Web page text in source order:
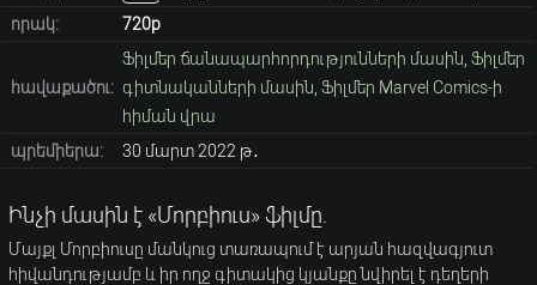
որակ:
720p
հավաքածու:
Ֆիլմեր ճանապարհորդությունների մասին Ֆիլմեր
գիտնականների մասին Ֆիլմեր Marvel Comics-ի
հիման վրա
պրեմիերա:
30 մարտ 2022 թ․
Ինչի մասին է «Մորբիուս» ֆիլմը.
Մայքլ Մորբիուսը մանկուց տառապում է արյան հազվագյուտ
հիվանդությամբ և իր ողջ գիտակից կյանքը նվիրել է դեղերի